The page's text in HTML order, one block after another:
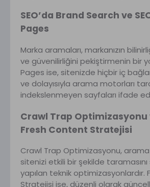
SEO’da Brand Search ve
Pages
Marka aramaları, markanızın
ve güvenilirliğini pekiştirmenin bir
Pages ise, sitenizde hiçbir iç
ve dolayısıyla arama motorları
indekslenmeyen sayfaları ifade
Crawl Trap Optimizasyonu
Fresh Content Stratejisi
Crawl Trap Optimizasyonu, arama
sitenizi etkili bir şekilde
yapılan teknik optimizasyonlardır.
Stratejisi ise, düzenli olarak